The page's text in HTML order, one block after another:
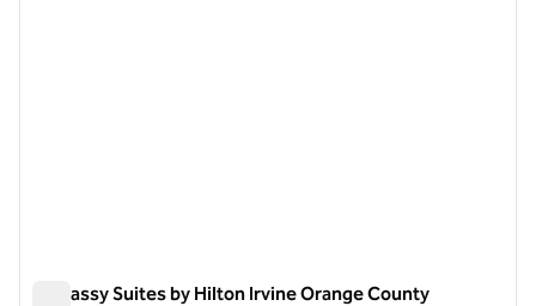
Embassy Suites by Hilton Irvine Orange County